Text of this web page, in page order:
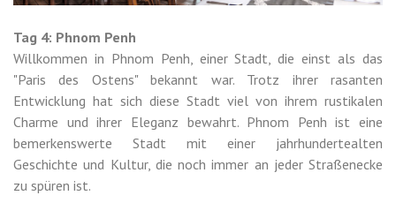
Tag 4: Phnom Penh
Willkommen in Phnom Penh, einer Stadt, die einst als das
"Paris des Ostens" bekannt war. Trotz ihrer rasanten
Entwicklung hat sich diese Stadt viel von ihrem rustikalen
Charme und ihrer Eleganz bewahrt. Phnom Penh ist eine
bemerkenswerte Stadt mit einer jahrhundertealten
Geschichte und Kultur, die noch immer an jeder Straßenecke
zu spüren ist.